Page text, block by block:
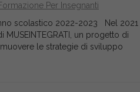
Per Insegnanti
scolastico 2022-2023 Nel 2021
MUSEINTEGRATI, un progetto di
le strategie di sviluppo